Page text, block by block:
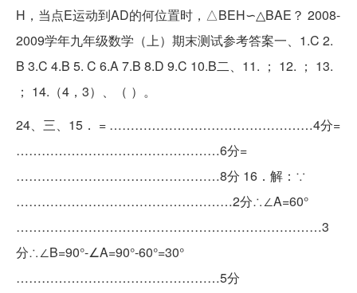
H，当点E运动到AD的何位置时，△BEH∽△BAE？ 2008-
2009学年九年级数学（上）期末测试参考答案一、1.C 2.
B 3.C 4.B 5. C 6.A 7.B 8.D 9.C 10.B二、11. ； 12. ； 13.
； 14.（4，3）、（ ）。
24、三、15． = …………………………………………4分=
…………………………………………6分=
…………………………………………8分 16．解：∵
……………………………………………2分∴∠A=60°
………………………………………………………………3
分∴∠B=90°-∠A=90°-60°=30°
…………………………………………5分